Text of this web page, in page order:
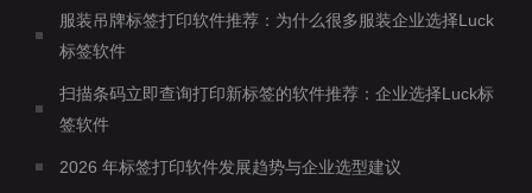
服装吊牌标签打印软件推荐：为什么很多服装企业选择Luck
标签软件
扫描条码立即查询打印新标签的软件推荐：企业选择Luck标
签软件
2026 年标签打印软件发展趋势与企业选型建议